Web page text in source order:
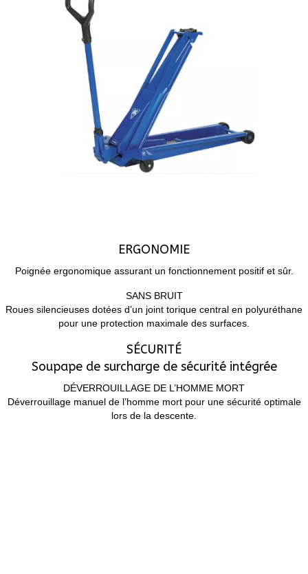
ERGONOMIE
Poignée ergonomique assurant un fonctionnement positif et sûr.
SANS BRUIT
Roues silencieuses dotées d’un joint torique central en polyuréthane
pour une protection maximale des surfaces.
SÉCURITÉ
Soupape de surcharge de sécurité intégrée
DÉVERROUILLAGE DE L’HOMME MORT
Déverrouillage manuel de l’homme mort pour une sécurité optimale
lors de la descente.